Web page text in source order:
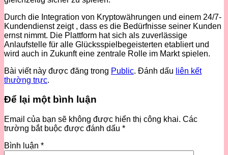
Durch die Integration von Kryptowährungen und einem 24/7-
Kundendienst zeigt , dass es die Bedürfnisse seiner Kunden
ernst nimmt. Die Plattform hat sich als zuverlässige
Anlaufstelle für alle Glücksspielbegeisterten etabliert und
wird auch in Zukunft eine zentrale Rolle im Markt spielen.
Bài viết này được đăng trong Public. Đánh dấu liên kết
thường trực.
Để lại một bình luận
Email của bạn sẽ không được hiển thị công khai. Các
trường bắt buộc được đánh dấu *
Bình luận *